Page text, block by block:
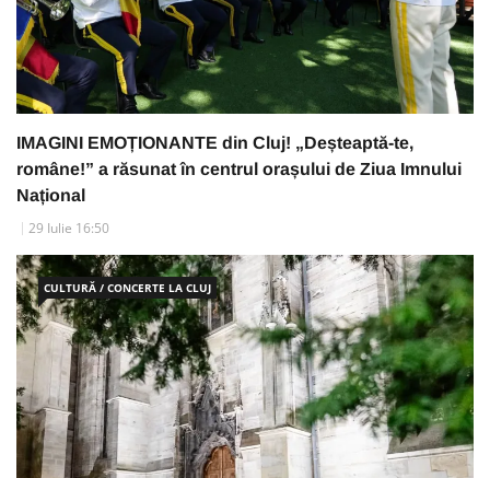
IMAGINI EMOȚIONANTE din Cluj! „Deșteaptă-te,
române!” a răsunat în centrul orașului de Ziua Imnului
Național
29 Iulie 16:50
CULTURĂ / CONCERTE LA CLUJ